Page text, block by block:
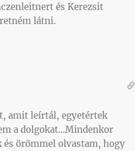
és Kerezsit
látni.
amit leírtál, egyetértek
a dolgokat…Mindenkor
és örömmel olvastam, hogy